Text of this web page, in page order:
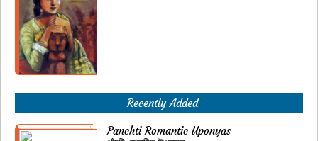
Recently Added
Panchti Romantic Uponyas